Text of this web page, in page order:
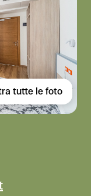
tutte le foto